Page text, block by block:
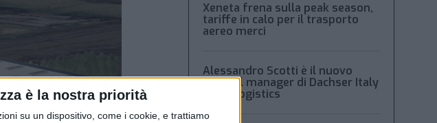
è la nostra priorità
su un dispositivo, come i cookie, e trattiamo
Xeneta frena sulla peak season,
tariffe in calo per il trasporto
aereo merci
Alessandro Scotti è il nuovo
general manager di Dachser Italy
Food Logistics